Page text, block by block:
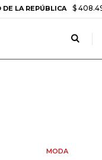
$ 408.498,97 +$
MODA